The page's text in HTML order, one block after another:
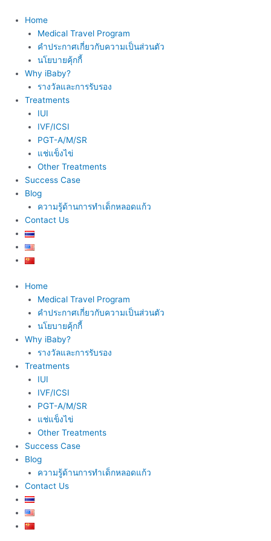
content
Home
Medical Travel Program
คำประกาศเกี่ยวกับความเป็นส่วนตัว
นโยบายคุ้กกี้
Why iBaby?
รางวัลและการรับรอง
Treatments
IUI
IVF/ICSI
PGT-A/M/SR
แช่แข็งไข่
Other Treatments
Success Case
Blog
ความรู้ด้านการทำเด็กหลอดแก้ว
Contact Us
Home
Medical Travel Program
คำประกาศเกี่ยวกับความเป็นส่วนตัว
นโยบายคุ้กกี้
Why iBaby?
รางวัลและการรับรอง
Treatments
IUI
IVF/ICSI
PGT-A/M/SR
แช่แข็งไข่
Other Treatments
Success Case
Blog
ความรู้ด้านการทำเด็กหลอดแก้ว
Contact Us